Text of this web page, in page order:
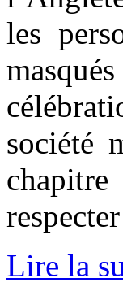
les
société
Lire la